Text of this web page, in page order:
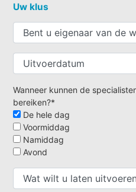
Uw klus
Wanneer kunnen de
bereiken?*
De hele dag
Voormiddag
Namiddag
Avond